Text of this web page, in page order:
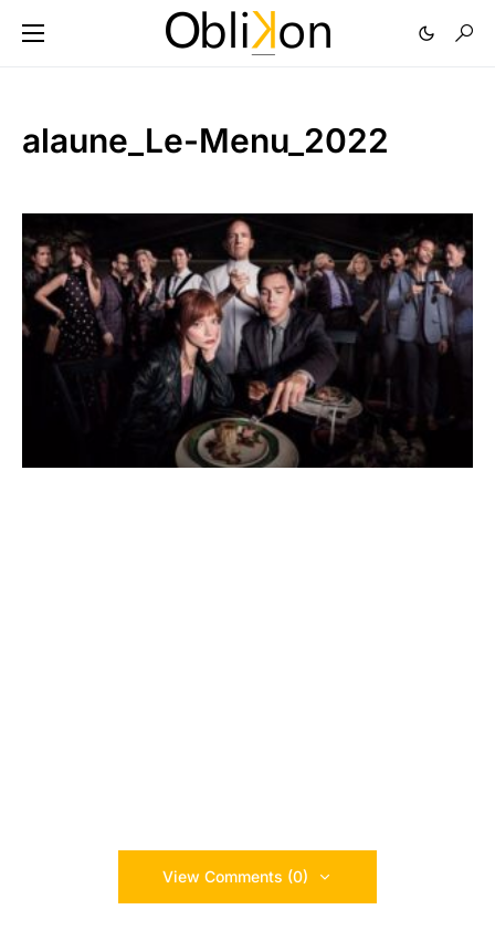
alaune_Le-Menu_2022
View Comments (0)